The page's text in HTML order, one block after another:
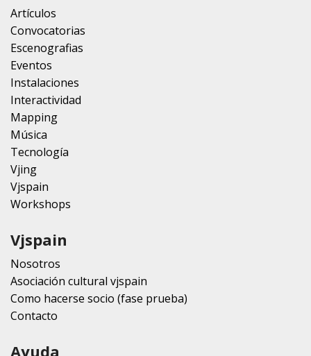
Artículos
Convocatorias
Escenografias
Eventos
Instalaciones
Interactividad
Mapping
Música
Tecnología
Vjing
Vjspain
Workshops
Vjspain
Nosotros
Asociación cultural vjspain
Como hacerse socio (fase prueba)
Contacto
Ayuda